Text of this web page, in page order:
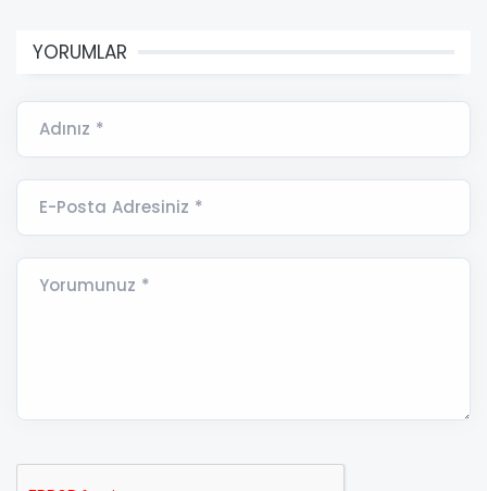
YORUMLAR
Adınız *
E-Posta Adresiniz *
Yorumunuz *